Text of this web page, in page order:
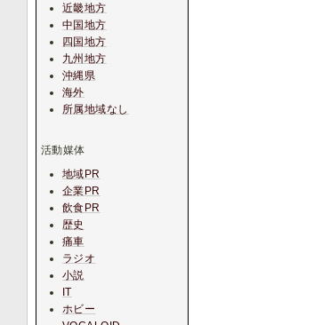
近畿地方
中国地方
四国地方
九州地方
沖縄県
海外
所属地域なし
活動媒体
地域PR
企業PR
飲食PR
歴史
痛車
ラジオ
小説
IT
ホビー